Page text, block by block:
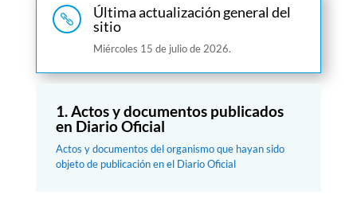

Última actualización general del
sitio
Miércoles 15 de julio de 2026.
1. Actos y documentos publicados
en Diario Oficial
Actos y documentos del organismo que hayan sido
objeto de publicación en el Diario Oficial